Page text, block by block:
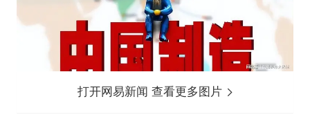
打开网易新闻 查看更多图片